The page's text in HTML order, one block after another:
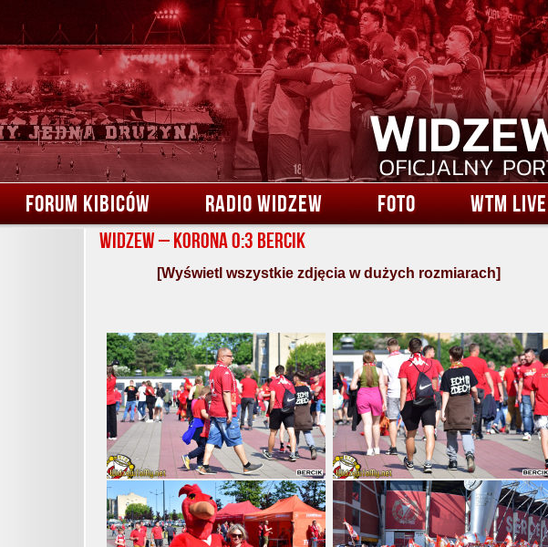
FORUM KIBICÓW RADIO WIDZEW FOTO WTM LIVE
Widzew – Korona 0:3 Bercik
[Wyświetl wszystkie zdjęcia w dużych rozmiarach]